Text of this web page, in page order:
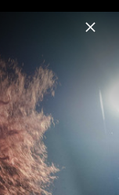
Menu
Fotos Biografie